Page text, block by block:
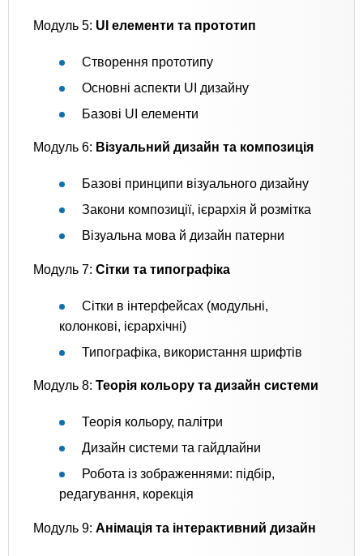
Модуль 5: UI елементи та прототип
Створення прототипу
Основні аспекти UI дизайну
Базові UI елементи
Модуль 6: Візуальний дизайн та композиція
Базові принципи візуального дизайну
Закони композиції, ієрархія й розмітка
Візуальна мова й дизайн патерни
Модуль 7: Сітки та типографіка
Сітки в інтерфейсах (модульні,
колонкові, ієрархічні)
Типографіка, використання шрифтів
Модуль 8: Теорія кольору та дизайн системи
Теорія кольору, палітри
Дизайн системи та гайдлайни
Робота із зображеннями: підбір,
редагування, корекція
Модуль 9: Анімація та інтерактивний дизайн